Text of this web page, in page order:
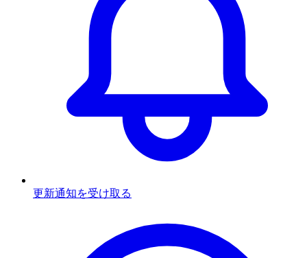
更新通知を受け取る